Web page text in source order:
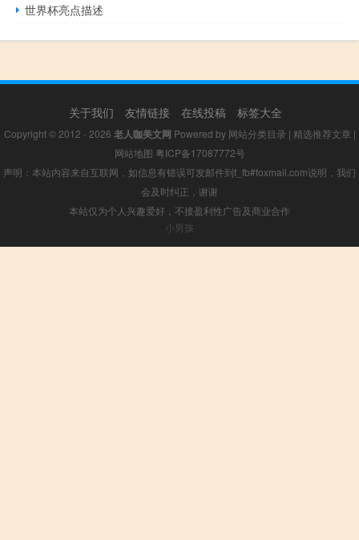
世界杯亮点描述
关于我们 友情链接 在线投稿 标签大全
Copyright © 2012 - 2026 老人咖美文网 Powered by 网站分类目录 | 精选推荐文章 |
网站地图 粤ICP备17087772号
声明：本站内容来自互联网，如信息有错误可发邮件到f_fb#foxmail.com说明，我们
会及时纠正，谢谢
本站仅为个人兴趣爱好，不接盈利性广告及商业合作
小男孩